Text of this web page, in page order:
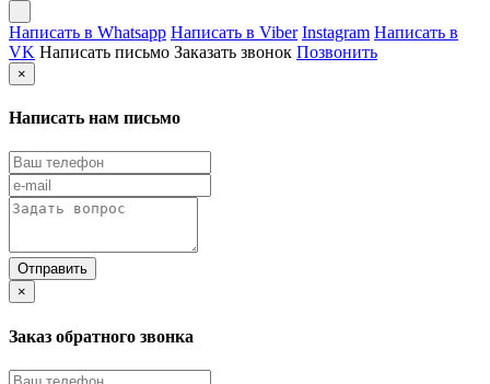
Написать в Whatsapp Написать в Viber Instagram Написать в
VK Написать письмо Заказать звонок Позвонить
×
Написать нам письмо
×
Заказ обратного звонка